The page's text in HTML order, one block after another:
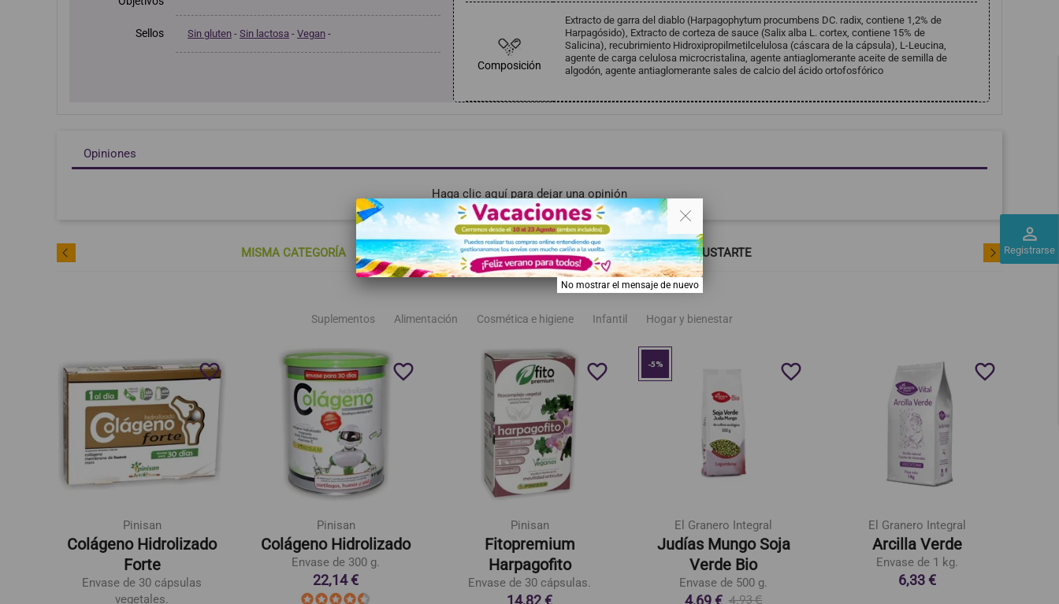
perm_identity
Registrarse
Sellos Sin gluten - Sin lactosa - Vegan -
Composición
Extracto de garra del diablo (Harpagophytum procumbens DC. radix, contiene 1,2% de
Harpagósido), Extracto de corteza de sauce (Salix alba L. cortex, contiene 15% de
Salicina), recubrimiento Hidroxipropilmetilcelulosa (cáscara de la cápsula), L-Leucina,
agente de carga celulosa microcristalina, agente antiaglomerante aceite de semilla de
algodón, agente antiaglomerante sales de calcio del ácido ortofosfórico
Opiniones
Haga clic aquí para dejar una opinión
MISMA CATEGORÍA RECOMENDADOS MISMA MARCA TAMBIÉN PODRÍA GUSTARTE
Suplementos Alimentación Cosmética e higiene Infantil Hogar y bienestar
Pinisan
Colágeno Hidrolizado
Forte
Envase de 30 cápsulas
vegetales.
favorite_border
Pinisan
Colágeno Hidrolizado
Envase de 300 g.
22,14 €
favorite_border
Pinisan
Fitopremium
Harpagofito
Envase de 30 cápsulas.
14,82 €
favorite_border -5%
El Granero Integral
Judías Mungo Soja
Verde Bio
Envase de 500 g.
4,69 € 4,93 €
favorite_border
El Granero Integral
Arcilla Verde
Envase de 1 kg.
6,33 €
favorite_border
. .
No mostrar el mensaje de nuevo